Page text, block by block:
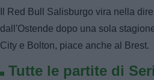
Il Red Bull Salisburgo vira nella
dall'Ostende dopo una sola
City e Bolton, piace anche al Brest.
Tutte le partite di